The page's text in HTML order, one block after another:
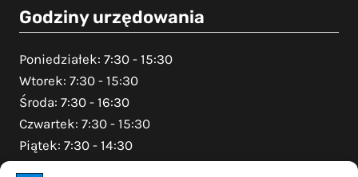
Godziny urzędowania
Poniedziałek: 7:30 - 15:30
Wtorek: 7:30 - 15:30
Środa: 7:30 - 16:30
Czwartek: 7:30 - 15:30
Piątek: 7:30 - 14:30